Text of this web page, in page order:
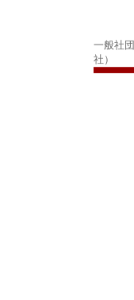
一般社
社）